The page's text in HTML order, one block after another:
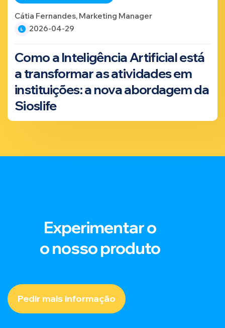
Cátia Fernandes, Marketing Manager
2026-04-29
Como a Inteligência Artificial está
a transformar as atividades em
instituições: a nova abordagem da
Sioslife
Experimentar o
o nosso produto
Pedir mais informação